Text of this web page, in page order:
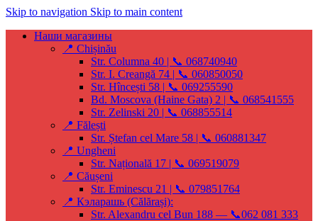
Skip to navigation Skip to main content
Наши магазины
📍 Chișinău
Str. Columna 40 | 📞 068740940
Str. I. Creangă 74 | 📞 060850050
Str. Hîncești 58 | 📞 069255590
Bd. Moscova (Haine Gata) 2 | 📞 068541555
Str. Zelinski 20 | 📞 068855514
📍 Fălești
Str. Ștefan cel Mare 58 | 📞 060881347
📍 Ungheni
Str. Națională 17 | 📞 069519079
📍 Căușeni
Str. Eminescu 21 | 📞 079851764
📍 Кэларашь (Călărași):
Str. Alexandru cel Bun 188 — 📞062 081 333